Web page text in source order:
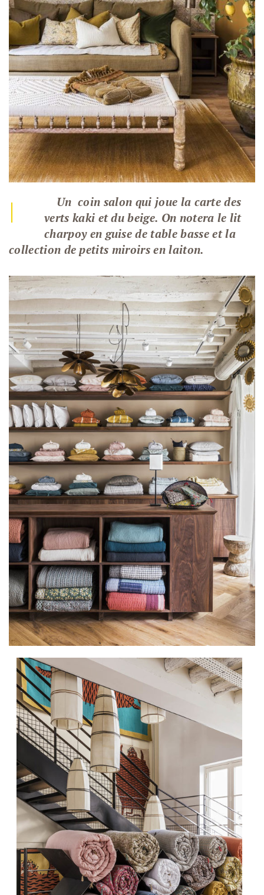
|
Un coin salon qui joue la carte des
verts kaki et du beige. On notera le lit
charpoyen guise de table basse et la
collection de petits miroirs en laiton.